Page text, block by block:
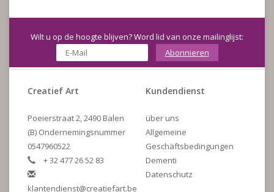
Wilt u op de hoogte blijven? Word lid van onze mailinglijst:
Abonnieren
Creatief Art
Poeierstraat 2, 2490 Balen
(B) Ondernemingsnummer
0547960522
+ 32 477 26 52 83
klantendienst@creatiefart.be
Kundendienst
über uns
Allgemeine
Geschäftsbedingungen
Dementi
Datenschutz